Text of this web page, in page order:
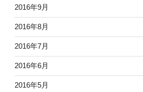
2016年9月
2016年8月
2016年7月
2016年6月
2016年5月